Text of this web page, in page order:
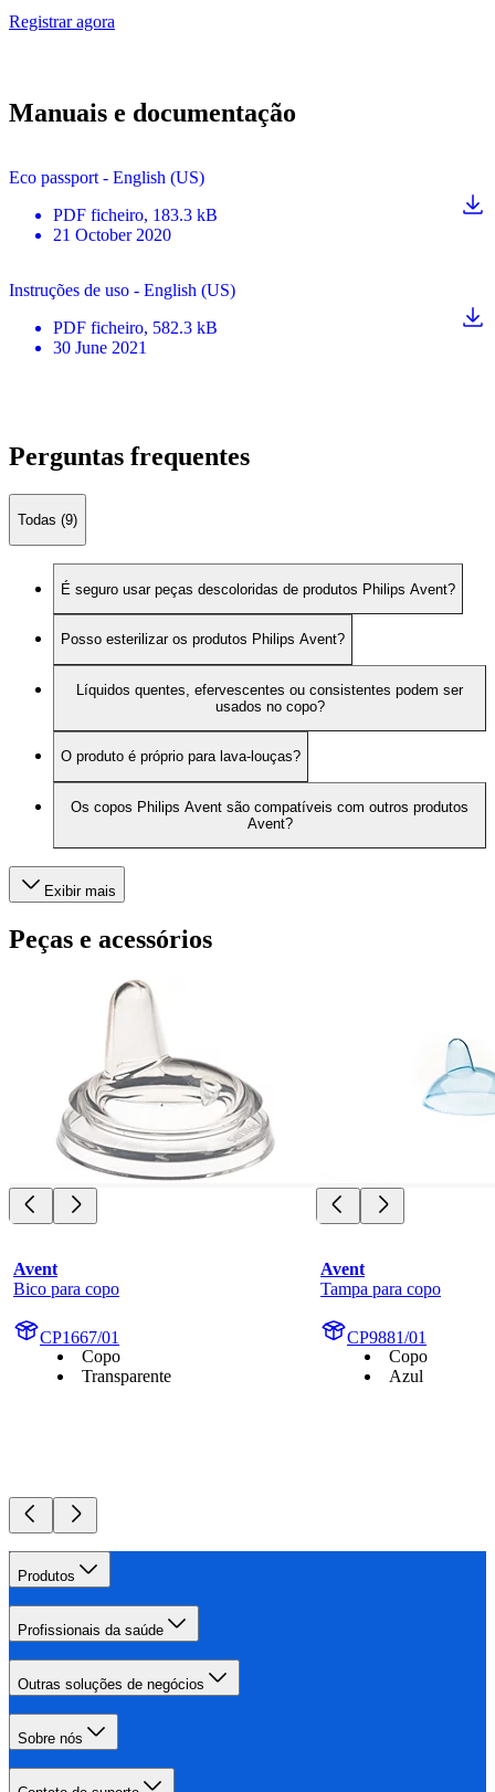
Registrar agora
Manuais e documentação
Eco passport - English (US)
PDF ficheiro, 183.3 kB
21 October 2020
Instruções de uso - English (US)
PDF ficheiro, 582.3 kB
30 June 2021
Perguntas frequentes
Todas (9)
É seguro usar peças descoloridas de produtos Philips Avent?
Posso esterilizar os produtos Philips Avent?
Líquidos quentes, efervescentes ou consistentes podem ser
usados no copo?
O produto é próprio para lava-louças?
Os copos Philips Avent são compatíveis com outros produtos
Avent?
Exibir mais
Peças e acessórios
Avent
Bico para copo
CP1667/01
Copo
Transparente
Avent
Tampa para copo
CP9881/01
Copo
Azul
Produtos
Profissionais da saúde
Outras soluções de negócios
Sobre nós